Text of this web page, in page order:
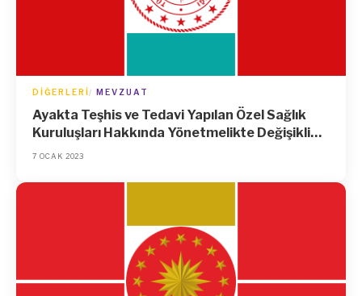
DIĞERLERI MEVZUAT
Ayakta Teşhis ve Tedavi Yapılan Özel Sağlık
Kuruluşları Hakkında Yönetmelikte Değişiklik
Yapılmasına Dair Yönetmelik
7 OCAK 2023